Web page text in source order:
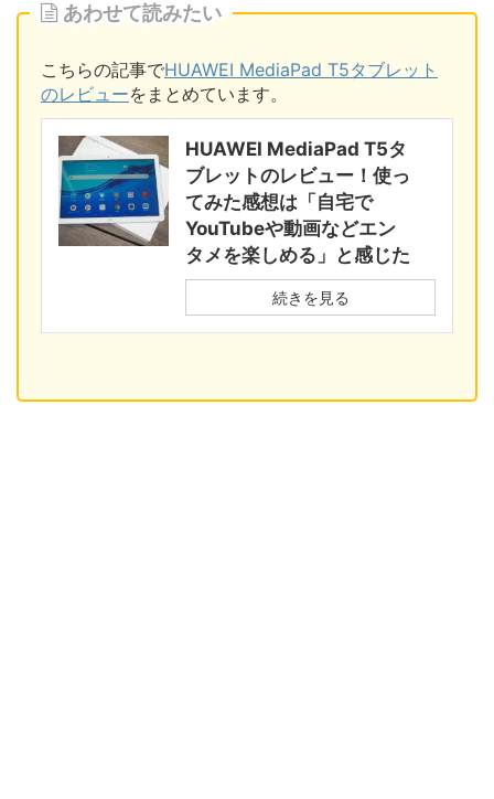
あわせて読みたい
こちらの記事でHUAWEI MediaPad T5タブレット
のレビューをまとめています。
HUAWEI MediaPad T5タ
ブレットのレビュー！使っ
てみた感想は「自宅で
YouTubeや動画などエン
タメを楽しめる」と感じた
続きを見る